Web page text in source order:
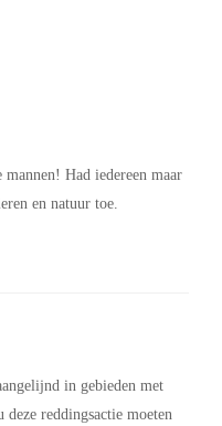
mannen! Had iedereen maar
en natuur toe.
in gebieden met
deze reddingsactie moeten